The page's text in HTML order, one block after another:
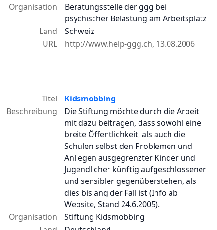
Organisation
Beratungsstelle der ggg bei
psychischer Belastung am Arbeitsplatz
Land
Schweiz
URL
http://www.help-ggg.ch, 13.08.2006
Titel
Kidsmobbing
Beschreibung
Die Stiftung möchte durch die Arbeit
mit dazu beitragen, dass sowohl eine
breite Öffentlichkeit, als auch die
Schulen selbst den Problemen und
Anliegen ausgegrenzter Kinder und
Jugendlicher künftig aufgeschlossener
und sensibler gegenüberstehen, als
dies bislang der Fall ist (Info ab
Website, Stand 24.6.2005).
Organisation
Stiftung Kidsmobbing